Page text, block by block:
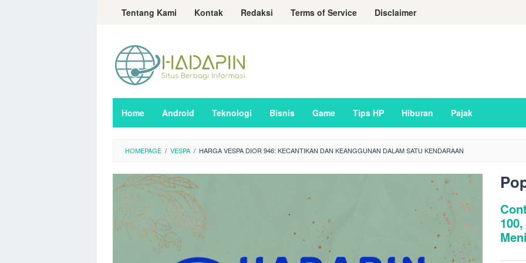
LoncatTentang Kami Kontak Redaksi Terms of Service Disclaimer
Home Android Teknologi Bisnis Game Tips HP Hiburan Pajak
HOMEPAGE / VESPA / HARGA VESPA DIOR 946: KECANTIKAN DAN KEANGGUNAN DALAM SATU KENDARAAN